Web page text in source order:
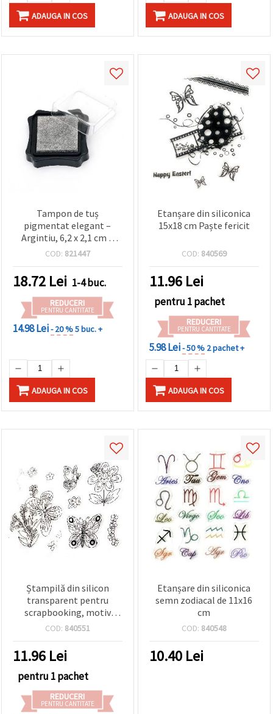
ADAUGA IN COS ADAUGA IN COS
Tampon de tuș
pigmentat elegant –
Argintiu, 6,2 x 2,1 cm –
Perfect pentru
scrapbooking și creații DIY
artistice
COD: 821447
18.72 Lei 1-4 buc.
REDUCERI
PENTRU CANTITATE
14.98 Lei- 20 %5 buc. +
ADAUGA IN COS
Etanșare din siliconica
15x18 cm Paște fericit
COD: 840569
11.96 Lei
pentru 1 pachet
REDUCERI
PENTRU CANTITATE
5.98 Lei- 50 % 2 pachet +
ADAUGA IN COS
Ștampilă din silicon
transparent pentru
scrapbooking, motiv
fluture, 15 x 18 cm
COD: 840551
11.96 Lei
pentru 1 pachet
REDUCERI
PENTRU CANTITATE
Etanșare din siliconica
semn zodiacal de 11x16
cm
COD: 840548
10.40 Lei